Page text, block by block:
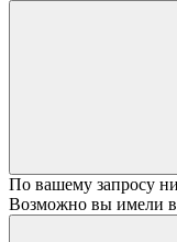
По вашему запросу
Возможно вы имели